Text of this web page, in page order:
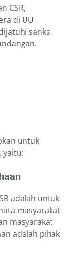
CSR,
di UU
sanksi
untuk
yaitu:
adalah untuk
masyarakat
masyarakat
adalah pihak